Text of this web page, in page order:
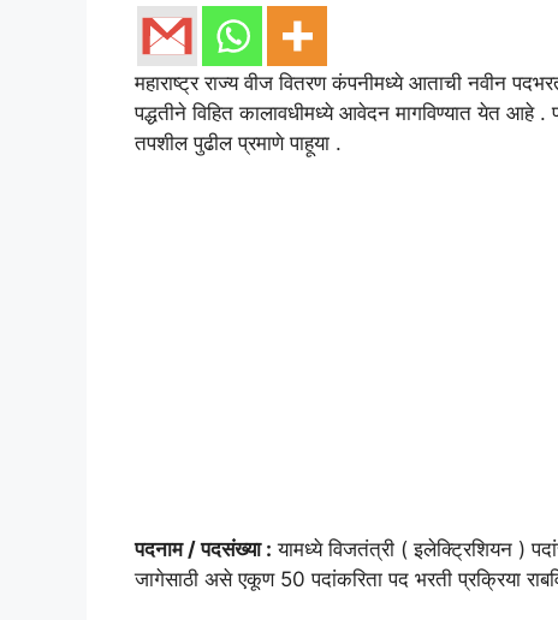
महाराष्ट्र राज्य वीज वितरण कंपनीमध्ये आताची नवीन
पद्धतीने विहित कालावधीमध्ये आवेदन मागविण्यात येत आहे
तपशील पुढील प्रमाणे पाहूया .
पदनाम / पदसंख्या : यामध्ये विजतंत्री ( इलेक्ट्रिशियन )
जागेसाठी असे एकूण 50 पदांकरिता पद भरती प्रक्रिया